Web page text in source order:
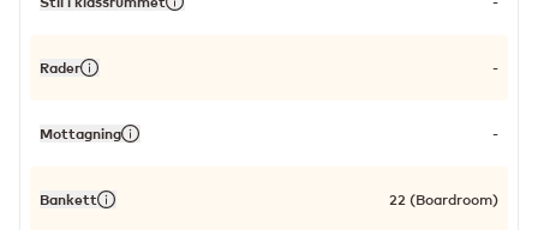
Rader -
Mottagning -
Bankett 22 (Boardroom)